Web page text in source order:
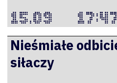
Współpraca
Wsparcie
15.09
Nieśmiałe
siłaczy